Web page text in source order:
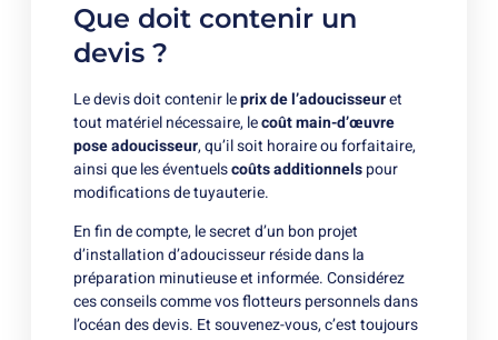
Que doit contenir un
devis ?
Le devis doit contenir leprix de l’adoucisseuret
tout matériel nécessaire, lecoût main-d’œuvre
pose adoucisseur, qu’il soit horaire ou forfaitaire,
ainsi que les éventuelscoûts additionnelspour
modifications de tuyauterie.
En fin de compte, le secret d’un bon projet
d’installation d’adoucisseur réside dans la
préparation minutieuse et informée. Considérez
ces conseils comme vos flotteurs personnels dans
l’océan des devis. Et souvenez-vous, c’est toujours